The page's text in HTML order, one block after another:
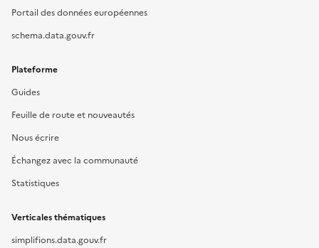
Portail des données européennes
schema.data.gouv.fr
Plateforme
Guides
Feuille de route et nouveautés
Nous écrire
Échangez avec la communauté
Statistiques
Verticales thématiques
simplifions.data.gouv.fr